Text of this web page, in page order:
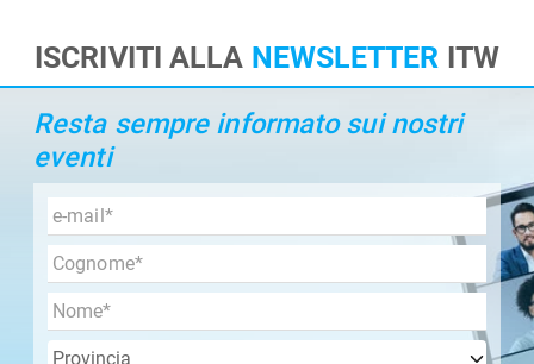
ISCRIVITI ALLA NEWSLETTER ITW
Resta sempre informato sui nostri
eventi